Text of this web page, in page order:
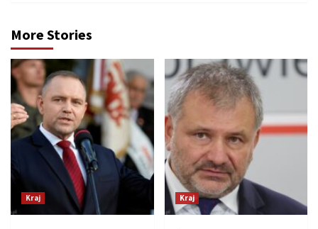
More Stories
Kraj Kraj